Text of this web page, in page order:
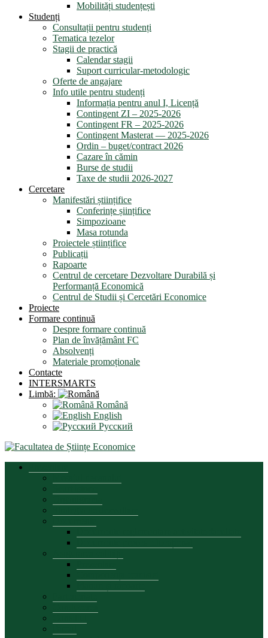
Mobilități studențești
Studenți
Consultații pentru studenți
Tematica tezelor
Stagii de practică
Calendar stagii
Suport curricular-metodologic
Oferte de angajare
Info utile pentru studenți
Informația pentru anul I, Licență
Contingent ZI – 2025-2026
Contingent FR – 2025-2026
Contingent Masterat — 2025-2026
Ordin – buget/contract 2026
Cazare în cămin
Burse de studii
Taxe de studii 2026-2027
Cercetare
Manifestări științifice
Conferințe șiințifice
Simpozioane
Masa rotunda
Proiectele științifice
Publicații
Rapoarte
Centrul de cercetare Dezvoltare Durabilă și
Performanță Economică
Centrul de Studii și Cercetări Economice
Proiecte
Formare continuă
Despre formare continuă
Plan de învățământ FC
Absolvenți
Materiale promoționale
Contacte
INTERSMARTS
Limbă:
Română
English
Русский